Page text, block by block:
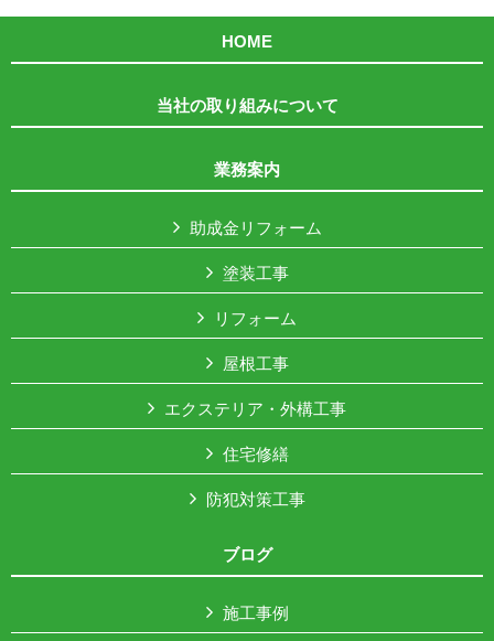
HOME
当社の取り組みについて
業務案内
助成金リフォーム
塗装工事
リフォーム
屋根工事
エクステリア・外構工事
住宅修繕
防犯対策工事
ブログ
施工事例